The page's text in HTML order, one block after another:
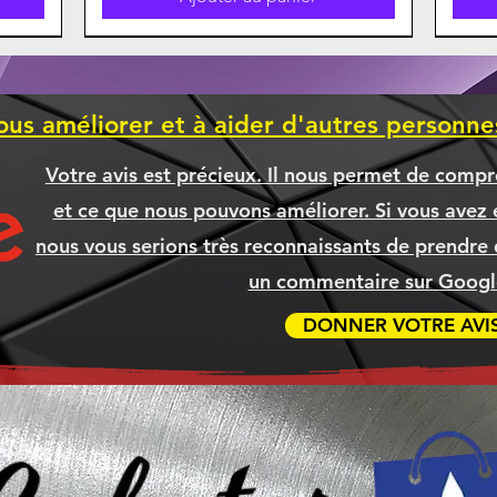
CANON 075H CYAN Compatible
[COMMANDE]
Prix
69,99 $
BROTHER TN635XL TN-635XL
MAGENTA Compatible
[COMMANDE]
Prix
79,99 $
LENOVO 82X700FKCF IDEAPAD
SLIM 3I 15.6" i7-1355U, 16GB, SSD
512G, WIN11
Prix
1 049,99 $
Boitier Antec C3 ARGB
Prix
139,99 $
Ajouter au panier
améliorer et à aider d'autres
Votre avis est précieux. Il nous permet de
et ce que nous pouvons améliorer. Si vous
nous vous serions très reconnaissants de
un commentaire sur
DONNER VOTRE